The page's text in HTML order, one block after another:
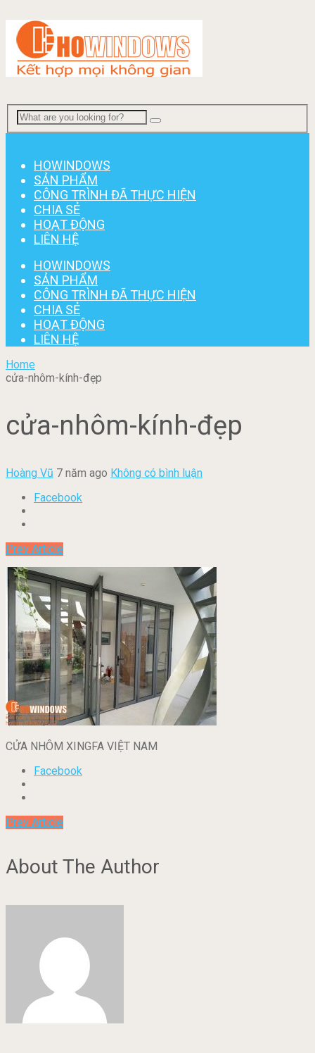
HOWINDOWS
SẢN PHẨM
CÔNG TRÌNH ĐÃ THỰC HIỆN
CHIA SẺ
HOẠT ĐỘNG
LIÊN HỆ
HOWINDOWS
SẢN PHẨM
CÔNG TRÌNH ĐÃ THỰC HIỆN
CHIA SẺ
HOẠT ĐỘNG
LIÊN HỆ
Home
cửa-nhôm-kính-đẹp
cửa-nhôm-kính-đẹp
Hoàng Vũ 7 năm ago Không có bình luận
Facebook
Prev Article
CỬA NHÔM XINGFA VIỆT NAM
Facebook
Prev Article
About The Author